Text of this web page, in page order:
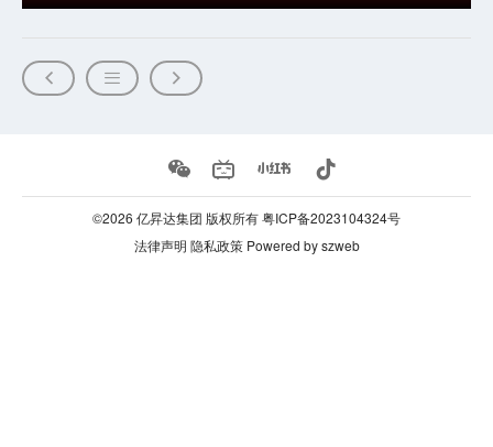
©2026 亿昇达集团 版权所有 粤ICP备2023104324号
法律声明 隐私政策 Powered by szweb